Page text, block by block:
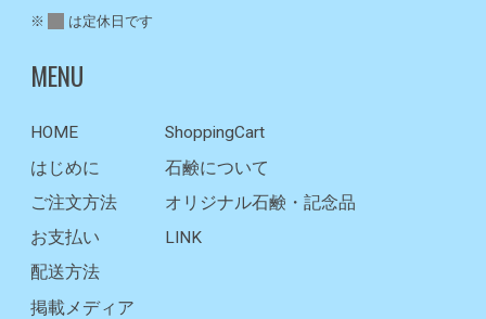
※ は定休日です
MENU
HOME
はじめに
ご注文方法
お支払い
ShoppingCart
石鹸について
オリジナル石鹸・記念品
LINK
配送方法
掲載メディア